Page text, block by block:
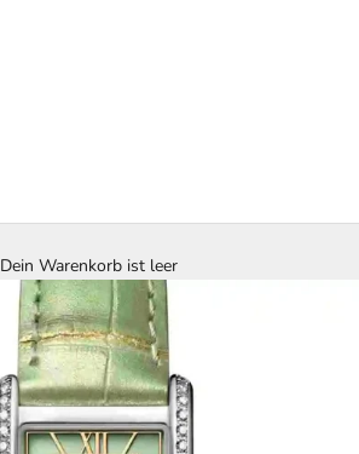
Dein Warenkorb ist leer